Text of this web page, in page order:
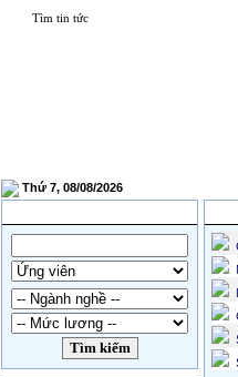
Thứ 7, 08/08/2026